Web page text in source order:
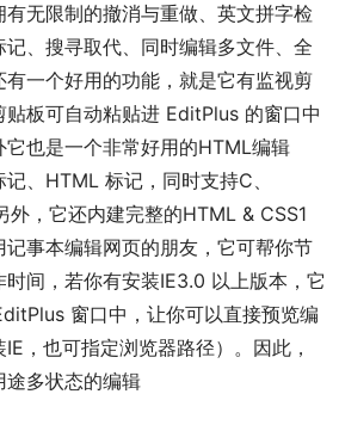
无限制的撤消与重做、英文拼字检
、搜寻取代、同时编辑多文件、全
有一个好用的功能，就是它有监视剪
贴板可自动粘贴进 EditPlus 的窗口中
也是一个非常好用的HTML编辑
、HTML 标记，同时支持C、
，它还内建完整的HTML & CSS1
事本编辑网页的朋友，它可帮你节
间，若你有安装IE3.0 以上版本，它
窗口中，让你可以直接预览编
，也可指定浏览器路径）。因此，
途多状态的编辑